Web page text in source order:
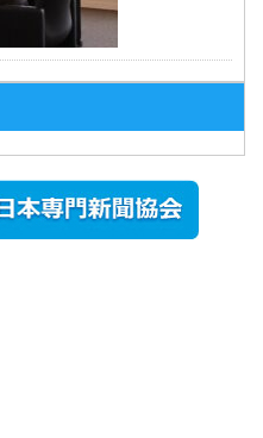
ォトスポッ
ト （8...